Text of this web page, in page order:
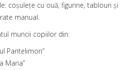
coșulețe cu ouă, figurine, tablouri și
manual.
muncii copiilor din:
Pantelimon”
Maria”